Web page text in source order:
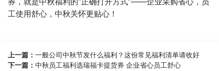
工使用舒心，中秋关怀更贴心！
上一篇： 一般公司中秋节发什么福利？这份常见福利清单请收好
下一篇： 中秋员工福利选瑞福卡提货券 企业省心员工舒心